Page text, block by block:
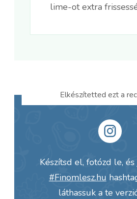
lime-ot extra
Elkészítetted ezt a
Készítsd el, fotózd le,
#Finomlesz.hu
láthassuk a te